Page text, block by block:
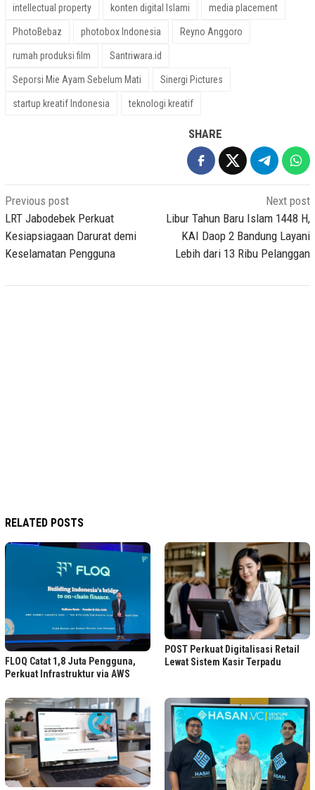
intellectual property konten digital Islami media placement
PhotoBebaz photobox Indonesia Reyno Anggoro
rumah produksi film Santriwara.id
Seporsi Mie Ayam Sebelum Mati Sinergi Pictures
startup kreatif Indonesia teknologi kreatif
SHARE
Post
navigation
Previous post
LRT Jabodebek Perkuat
Kesiapsiagaan Darurat demi
Keselamatan Pengguna
Next post
Libur Tahun Baru Islam 1448 H,
KAI Daop 2 Bandung Layani
Lebih dari 13 Ribu Pelanggan
RELATED POSTS
FLOQ Catat 1,8 Juta Pengguna,
Perkuat Infrastruktur via AWS
POST Perkuat Digitalisasi Retail
Lewat Sistem Kasir Terpadu